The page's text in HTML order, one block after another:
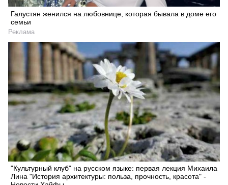
Галустян женился на любовнице, которая бывала в доме его
семьи
Реклама
"Культурный клуб" на русском языке: первая лекция Михаила
Лина "История архитектуры: польза, прочность, красота" -